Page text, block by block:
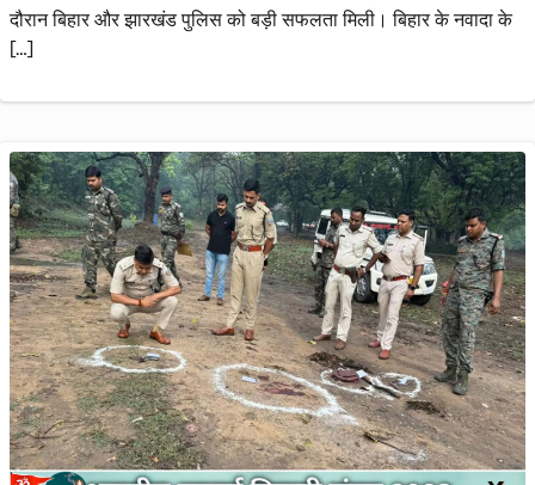
दौरान बिहार और झारखंड पुलिस को बड़ी सफलता मिली। बिहार के नवादा के
[…]